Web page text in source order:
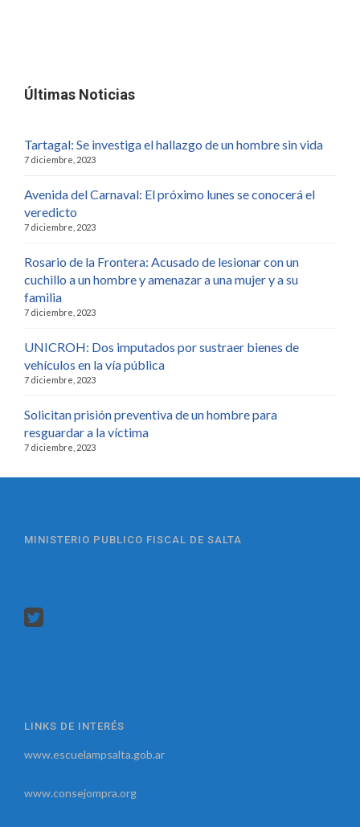
Últimas Noticias
Tartagal: Se investiga el hallazgo de un hombre sin vida
7 diciembre, 2023
Avenida del Carnaval: El próximo lunes se conocerá el
veredicto
7 diciembre, 2023
Rosario de la Frontera: Acusado de lesionar con un
cuchillo a un hombre y amenazar a una mujer y a su
familia
7 diciembre, 2023
UNICROH: Dos imputados por sustraer bienes de
vehículos en la vía pública
7 diciembre, 2023
Solicitan prisión preventiva de un hombre para
resguardar a la víctima
7 diciembre, 2023
MINISTERIO PUBLICO FISCAL DE SALTA
LINKS DE INTERÉS
www.escuelampsalta.gob.ar
www.consejompra.org